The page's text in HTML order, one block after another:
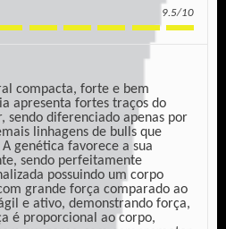
9.5/10
compacta, forte e bem
apresenta fortes traços do
sendo diferenciado apenas por
linhagens de bulls que
genética favorece a sua
sendo perfeitamente
possuindo um corpo
grande força comparado ao
e ativo, demonstrando força,
é proporcional ao corpo,